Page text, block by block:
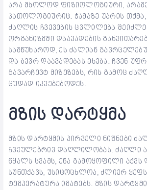
არა მხოლოდ ფიზიოლოგიური,
პათოლოგიურიც. ჭამაზე უარის
ძაღლის ჩვევების ცვლილება
ორგანიზმში დაავადების
სამწუხაროდ, ეს ძალიან
და ბევრ დაავადებას ეხება. ჩვენ
გავარჩევტ მიზეზებს, რის გამოც
ცუდად იკვებებოდეს.
მზის დარტყმა
მზის დარტყმის პირველი ნიშნები
ჩვეულებრივ დაღლილობას. ძაღლი
წყალს სვამს, ენა გამოყოფილი აქვს
სუნთქავს, უსიცოცხლოა, ძლიერ
ტემპერატურა იმატებს. მზის